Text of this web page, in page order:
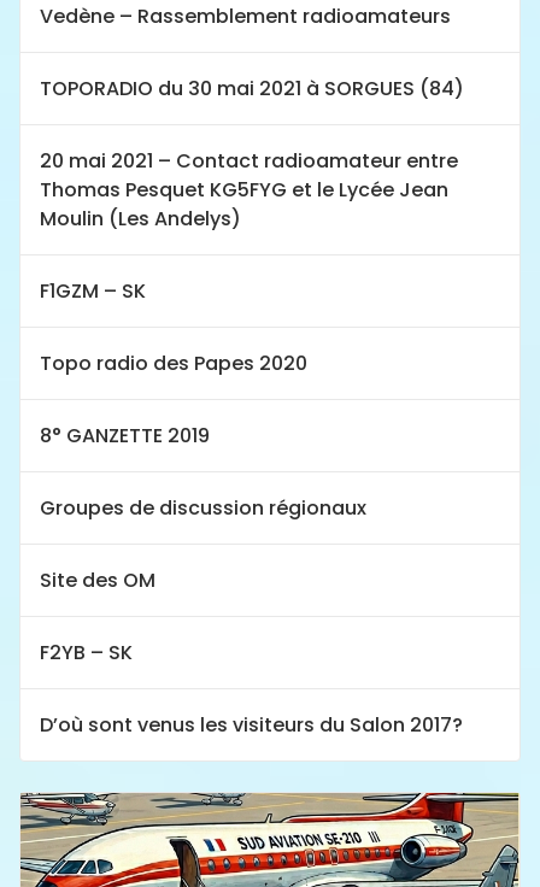
Vedène – Rassemblement radioamateurs
TOPORADIO du 30 mai 2021 à SORGUES (84)
20 mai 2021 – Contact radioamateur entre
Thomas Pesquet KG5FYG et le Lycée Jean
Moulin (Les Andelys)
F1GZM – SK
Topo radio des Papes 2020
8° GANZETTE 2019
Groupes de discussion régionaux
Site des OM
F2YB – SK
D’où sont venus les visiteurs du Salon 2017?